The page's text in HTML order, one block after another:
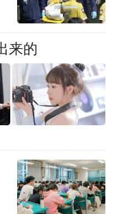
来的